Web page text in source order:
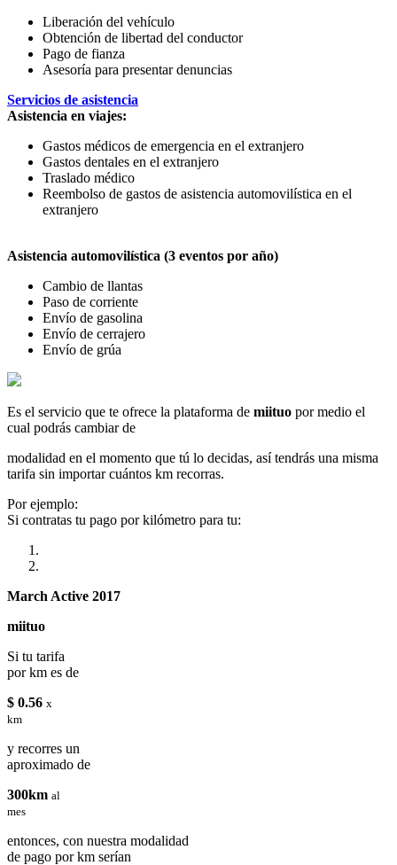
Liberación del vehículo
Obtención de libertad del conductor
Pago de fianza
Asesoría para presentar denuncias
Servicios de asistencia
Asistencia en viajes:
Gastos médicos de emergencia en el extranjero
Gastos dentales en el extranjero
Traslado médico
Reembolso de gastos de asistencia automovilística en el
extranjero
Asistencia automovilística (3 eventos por año)
Cambio de llantas
Paso de corriente
Envío de gasolina
Envío de cerrajero
Envío de grúa
Es el servicio que te ofrece la plataforma de miituo por medio el
cual podrás cambiar de
modalidad en el momento que tú lo decidas, así tendrás una misma
tarifa sin importar cuántos km recorras.
Por ejemplo:
Si contratas tu pago por kilómetro para tu:
March Active 2017
miituo
Si tu tarifa
por km es de
$ 0.56 x
km
y recorres un
aproximado de
300km al
mes
entonces, con nuestra modalidad
de pago por km serían